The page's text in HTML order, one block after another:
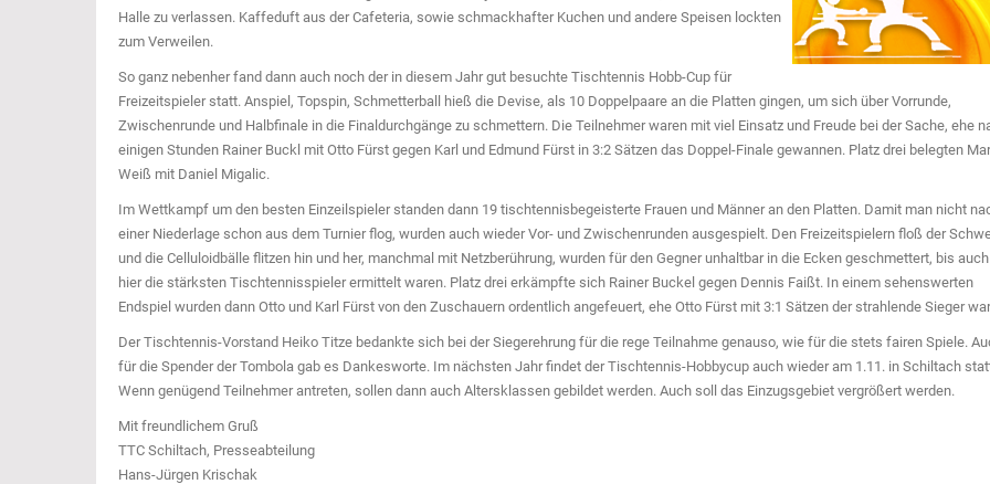
Halle zu verlassen. Kaffeduft aus der Cafeteria, sowie schmackhafter Kuchen und andere Speisen lockten
zum Verweilen.
So ganz nebenher fand dann auch noch der in diesem Jahr gut besuchte Tischtennis Hobb-Cup für
Freizeitspieler statt. Anspiel, Topspin, Schmetterball hieß die Devise, als 10 Doppelpaare an die Platten gingen, um sich über Vorrunde,
Zwischenrunde und Halbfinale in die Finaldurchgänge zu schmettern. Die Teilnehmer waren mit viel Einsatz und Freude bei der Sache, ehe
einigen Stunden Rainer Buckl mit Otto Fürst gegen Karl und Edmund Fürst in 3:2 Sätzen das Doppel-Finale gewannen. Platz drei belegten
Weiß mit Daniel Migalic.
Im Wettkampf um den besten Einzeilspieler standen dann 19 tischtennisbegeisterte Frauen und Männer an den Platten. Damit man nicht
einer Niederlage schon aus dem Turnier flog, wurden auch wieder Vor- und Zwischenrunden ausgespielt. Den Freizeitspielern floß der
und die Celluloidbälle flitzen hin und her, manchmal mit Netzberührung, wurden für den Gegner unhaltbar in die Ecken geschmettert, bis auch
hier die stärksten Tischtennisspieler ermittelt waren. Platz drei erkämpfte sich Rainer Buckel gegen Dennis Faißt. In einem sehenswerten
Endspiel wurden dann Otto und Karl Fürst von den Zuschauern ordentlich angefeuert, ehe Otto Fürst mit 3:1 Sätzen der strahlende Sieger
Der Tischtennis-Vorstand Heiko Titze bedankte sich bei der Siegerehrung für die rege Teilnahme genauso, wie für die stets fairen Spiele.
für die Spender der Tombola gab es Dankesworte. Im nächsten Jahr findet der Tischtennis-Hobbycup auch wieder am 1.11. in Schiltach
Wenn genügend Teilnehmer antreten, sollen dann auch Altersklassen gebildet werden. Auch soll das Einzugsgebiet vergrößert werden.
Mit freundlichem Gruß
TTC Schiltach, Presseabteilung
Hans-Jürgen Krischak